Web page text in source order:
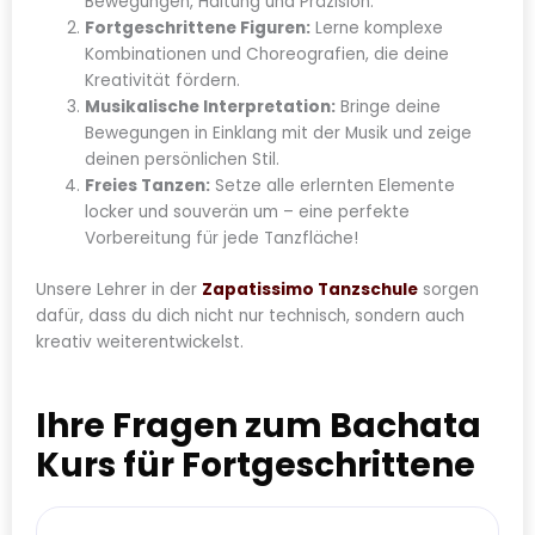
Fortgeschrittene Figuren: Lerne komplexe
Kombinationen und Choreografien, die deine
Kreativität fördern.
Musikalische Interpretation: Bringe deine
Bewegungen in Einklang mit der Musik und zeige
deinen persönlichen Stil.
Freies Tanzen: Setze alle erlernten Elemente
locker und souverän um – eine perfekte
Vorbereitung für jede Tanzfläche!
Unsere Lehrer in der Zapatissimo Tanzschule sorgen
dafür, dass du dich nicht nur technisch, sondern auch
kreativ weiterentwickelst.
Ihre Fragen zum Bachata
Kurs für Fortgeschrittene